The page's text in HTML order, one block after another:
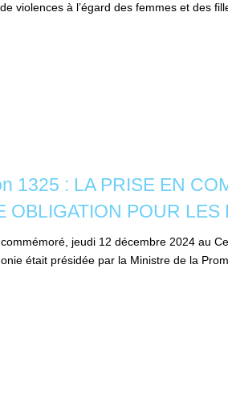
violences à l’égard des femmes et des
1325 : LA PRISE EN
POUR LES
jeudi 12 décembre 2024 au
était présidée par la Ministre de la